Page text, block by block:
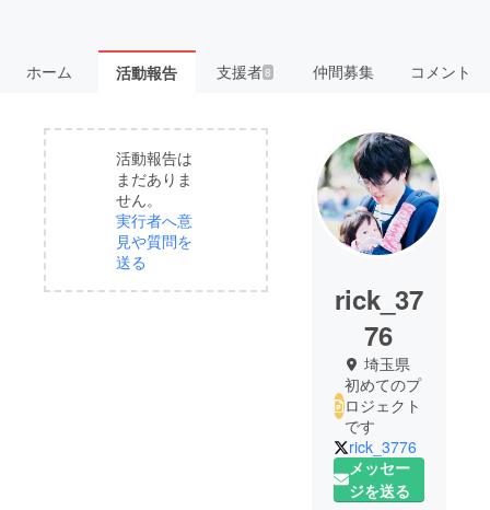
ホーム 活動報告 支援者8 仲間募集 コメント
活動報告は
まだありま
せん。
実行者へ意
見や質問を
送る
rick_37
76
埼玉県
初めてのプ
ロジェクト
です
rick_3776
メッセー
ジを送る